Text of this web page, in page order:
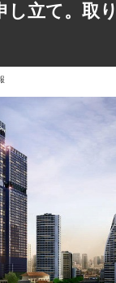
し立て。取